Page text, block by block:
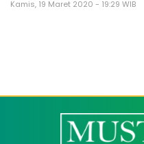
Kamis, 19 Maret 2020 - 19:29 WIB